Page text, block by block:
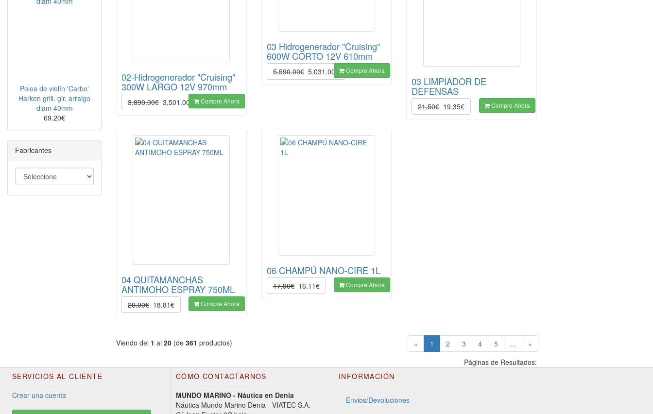
02-Hidrogenerador "Cruising"
300W LARGO 12V 970mm
3,890.00€ 3,501.00€ Compre Ahora
03 Hidrogenerador "Cruising"
600W CORTO 12V 610mm
5,590.00€ 5,031.00€ Compre Ahora
03 LIMPIADOR DE
DEFENSAS
21.50€ 19.35€ Compre Ahora
04 QUITAMANCHAS
ANTIMOHO ESPRAY 750ML
20.90€ 18.81€ Compre Ahora
06 CHAMPÚ NANO-CIRE 1L
17.90€ 16.11€ Compre Ahora
Viendo del 1 al 20 (de 361 productos) « 1 (current)
2 3 4 5 ...
»
Páginas de Resultados:
Polea de violín 'Carbo'
Harken grill. gir. arraigo
diam 40mm
69.20€
Fabricantes
SERVICIOS AL CLIENTE
Crear una cuenta
CÓMO CONTACTARNOS
MUNDO MARINO - Náutica en Denia
Náutica Mundo Marino Denia - VIATEC S.A.
INFORMACIÓN
Envios/Devoluciones